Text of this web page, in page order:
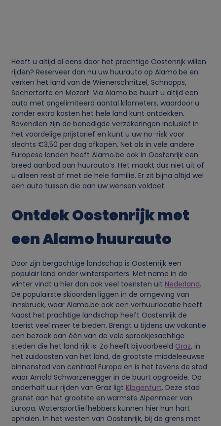
Heeft u altijd al eens door het prachtige Oostenrijk willen
rijden? Reserveer dan nu uw huurauto op Alamo.be en
verken het land van de Wienerschnitzel, Schnapps,
Sachertorte en Mozart. Via Alamo.be huurt u altijd een
auto met ongelimiteerd aantal kilometers, waardoor u
zonder extra kosten het hele land kunt ontdekken.
Bovendien zijn de benodigde verzekeringen inclusief in
het voordelige prijstarief en kunt u uw no-risk voor
slechts €3,50 per dag afkopen. Net als in vele andere
Europese landen heeft Alamo.be ook in Oostenrijk een
breed aanbod aan huurauto’s. Het maakt dus niet uit of
u alleen reist of met de hele familie. Er zit bijna altijd wel
een auto tussen die aan uw wensen voldoet.
Ontdek Oostenrijk met
een Alamo huurauto
Door zijn bergachtige landschap is Oostenrijk een
populair land onder wintersporters. Met name in de
winter vindt u hier dan ook veel toeristen uit Nederland.
De populairste skioorden liggen in de omgeving van
Innsbruck, waar Alamo.be ook een verhuurlocatie heeft.
Naast het prachtige landschap heeft Oostenrijk de
toerist veel meer te bieden. Brengt u tijdens uw vakantie
een bezoek aan één van de vele sprookjesachtige
steden die het land rijk is. Zo heeft bijvoorbeeld Graz, in
het zuidoosten van het land, de grootste middeleeuwse
binnenstad van centraal Europa en is het tevens de stad
waar Arnold Schwarzenegger in de buurt opgroeide. Op
anderhalf uur rijden van Graz ligt Klagenfurt. Deze stad
grenst aan het grootste en warmste Alpenmeer van
Europa. Watersportliefhebbers kunnen hier hun hart
ophalen. In het westen van Oostenrijk, bij de grens met